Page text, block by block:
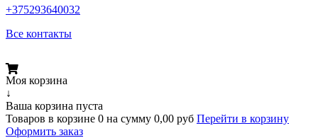
+375293640032
Все контакты
Моя корзина
↓
Ваша корзина пуста
Товаров в корзине 0 на сумму 0,00 руб Перейти в корзину
Оформить заказ